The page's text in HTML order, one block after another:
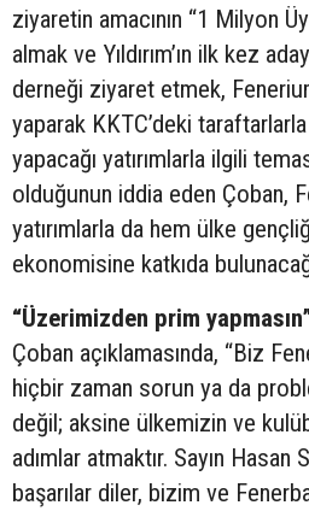
ziyaretin amacının “1 Milyon
almak ve Yıldırım’ın ilk kez
derneği ziyaret etmek,
yaparak KKTC’deki
yapacağı yatırımlarla ilgili
olduğunun iddia eden Çoban,
yatırımlarla da hem ülke
ekonomisine katkıda
“Üzerimizden prim
Çoban açıklamasında, “Biz
hiçbir zaman sorun ya da
değil; aksine ülkemizin ve
adımlar atmaktır. Sayın
başarılar diler, bizim ve